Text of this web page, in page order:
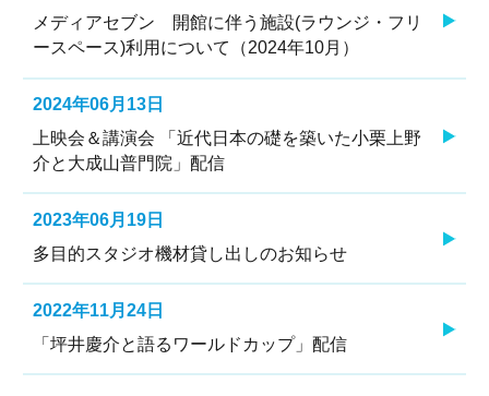
メディアセブン 開館に伴う施設(ラウンジ・フリ
ースペース)利用について（2024年10月）
2024年06月13日
上映会＆講演会 「近代日本の礎を築いた小栗上野
介と大成山普門院」配信
2023年06月19日
多目的スタジオ機材貸し出しのお知らせ
2022年11月24日
「坪井慶介と語るワールドカップ」配信